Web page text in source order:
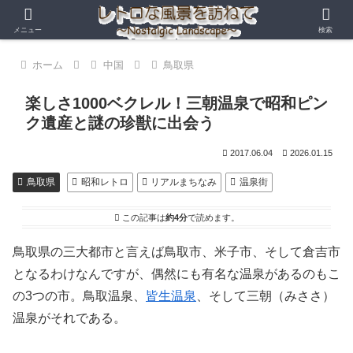
ホーム 中国 鳥取県
楽しさ1000ベクレル！三朝温泉で昭和ピン
ク遺産と謎の珍獣に出会う
2017.06.04 2026.01.15
鳥取県 昭和レトロ リアルまちなみ 温泉街
この記事は約4分で読めます。
鳥取県の三大都市と言えば鳥取市、米子市、そして倉吉市
となるわけなんですが、偶然にも有名な温泉があるのもこ
の3つの市。鳥取温泉、 皆生温泉
、そして三朝（みささ）
温泉がそれである。
メニュー 検索